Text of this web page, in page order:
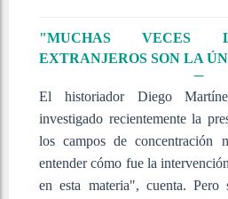
"MUCHAS VECES
EXTRANJEROS SON LA
El historiador Diego
investigado recientemente la
los campos de concentración
entender cómo fue la
en esta materia", cuenta. Pero